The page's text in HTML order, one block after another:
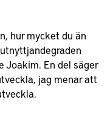
hur mycket du än
Joakim. En del säger
jag menar att